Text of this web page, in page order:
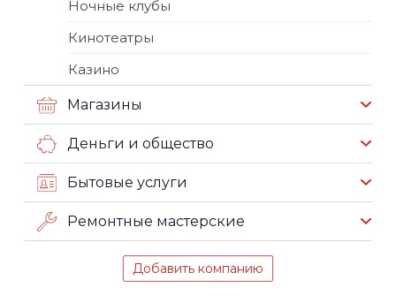
Ночные клубы
Кинотеатры
Казино
Магазины
Деньги и общество
Бытовые услуги
Ремонтные мастерские
Добавить компанию